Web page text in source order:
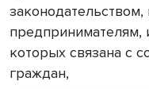
предпринимателям,
которых связана с
граждан,